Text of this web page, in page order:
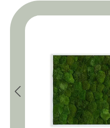
Bildergalerie überspringen